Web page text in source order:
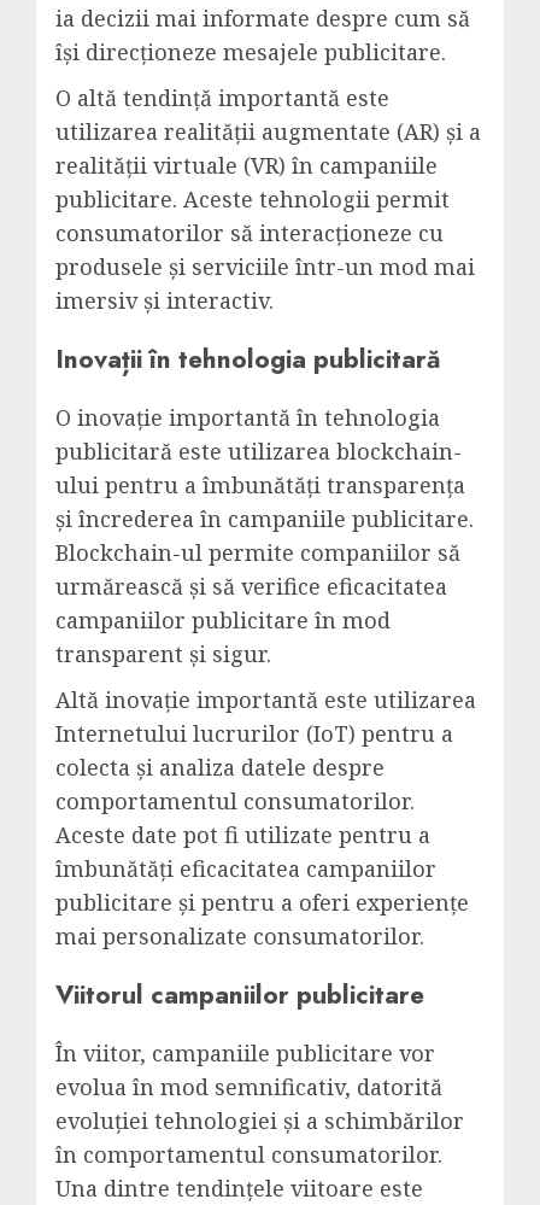
ia decizii mai informate despre cum să
își direcționeze mesajele publicitare.
O altă tendință importantă este
utilizarea realității augmentate (AR) și a
realității virtuale (VR) în campaniile
publicitare. Aceste tehnologii permit
consumatorilor să interacționeze cu
produsele și serviciile într-un mod mai
imersiv și interactiv.
Inovații în tehnologia publicitară
O inovație importantă în tehnologia
publicitară este utilizarea blockchain-
ului pentru a îmbunătăți transparența
și încrederea în campaniile publicitare.
Blockchain-ul permite companiilor să
urmărească și să verifice eficacitatea
campaniilor publicitare în mod
transparent și sigur.
Altă inovație importantă este utilizarea
Internetului lucrurilor (IoT) pentru a
colecta și analiza datele despre
comportamentul consumatorilor.
Aceste date pot fi utilizate pentru a
îmbunătăți eficacitatea campaniilor
publicitare și pentru a oferi experiențe
mai personalizate consumatorilor.
Viitorul campaniilor publicitare
În viitor, campaniile publicitare vor
evolua în mod semnificativ, datorită
evoluției tehnologiei și a schimbărilor
în comportamentul consumatorilor.
Una dintre tendințele viitoare este